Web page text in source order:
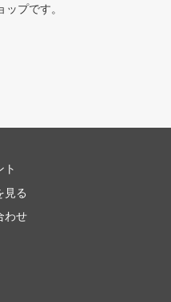
プです。
ト
見る
わせ